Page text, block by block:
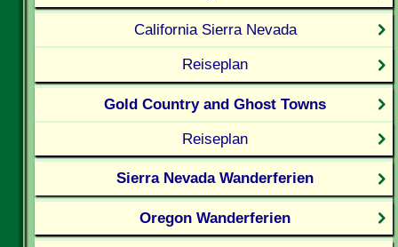
California Sierra Nevada
Reiseplan
Gold Country and Ghost Towns
Reiseplan
Sierra Nevada Wanderferien
Oregon Wanderferien